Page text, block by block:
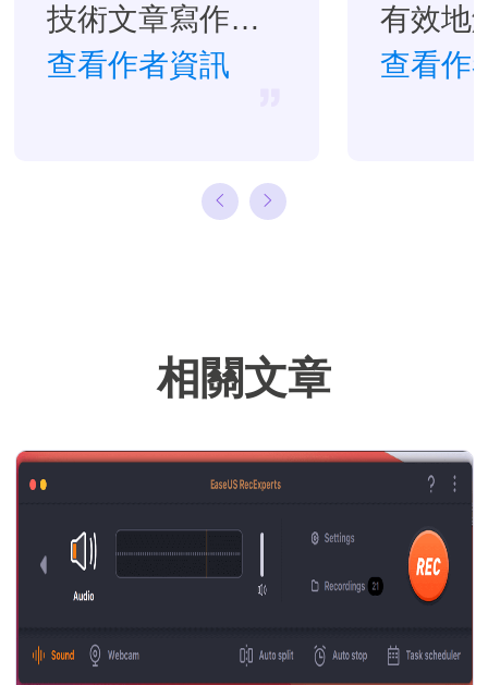
技術文章寫作經
驗。目前，寫過
理或備份還原相
查看作者資訊
有效地
題。…
查看作
相關文章